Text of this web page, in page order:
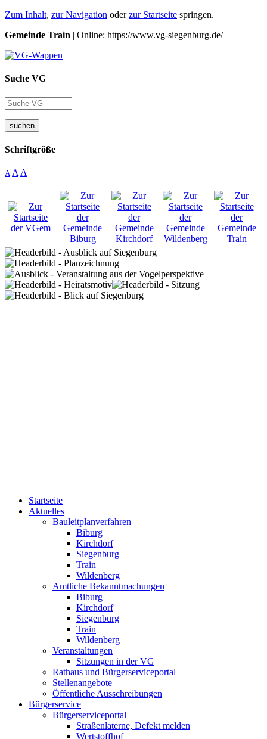
Zum Inhalt, zur Navigation oderzur Startseite springen.
Gemeinde Train | Online: https://www.vg-siegenburg.de/
Suche VG
suchen
Schriftgröße
A A A
Startseite
Aktuelles
Bauleitplanverfahren
Biburg
Kirchdorf
Siegenburg
Train
Wildenberg
Amtliche Bekanntmachungen
Biburg
Kirchdorf
Siegenburg
Train
Wildenberg
Veranstaltungen
Sitzungen in der VG
Rathaus und Bürgerserviceportal
Stellenangebote
Öffentliche Ausschreibungen
Bürgerservice
Bürgerserviceportal
Straßenlaterne, Defekt melden
Wertstoffhof